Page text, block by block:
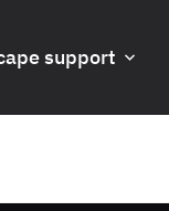
support